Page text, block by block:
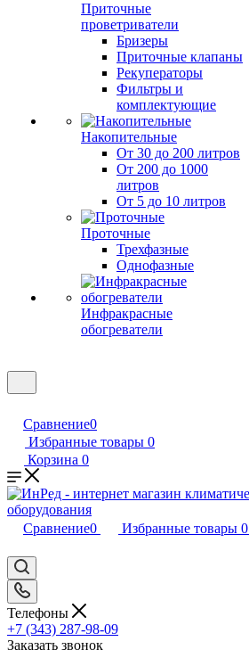
Приточные
проветриватели
Бризеры
Приточные клапаны
Рекуператоры
Фильтры и
комплектующие
Накопительные
От 30 до 200 литров
От 200 до 1000
литров
От 5 до 10 литров
Проточные
Трехфазные
Однофазные
Инфракрасные
обогреватели
Сравнение0
Избранные товары 0
Корзина 0
Сравнение0 Избранные товары 0
Телефоны
+7 (343) 287-98-09
Заказать звонок